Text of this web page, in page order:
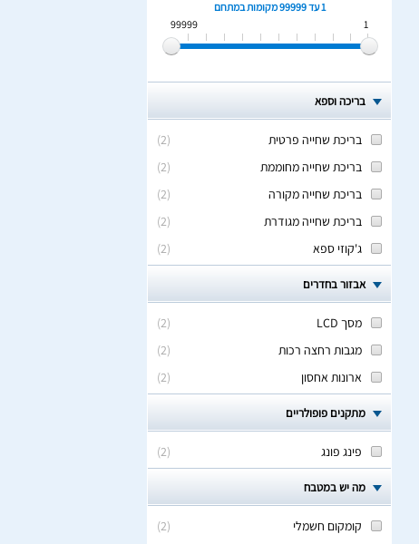
1 עד 99999
מקומות במתחם
1
99999
בריכה וספא
(
2
)
בריכת שחייה פרטית
(
2
)
בריכת שחייה מחוממת
(
2
)
בריכת שחייה מקורה
(
2
)
בריכת שחייה מגודרת
(
2
) ג'קוזי ספא
אבזור בחדרים
(
2
)
מסך LCD
(
2
)
מגבות רחצה רכות
(
2
) ארונות אחסון
מתקנים פופולריים
(
2
) פינג פונג
מה יש במטבח
(
2
)
קומקום חשמלי